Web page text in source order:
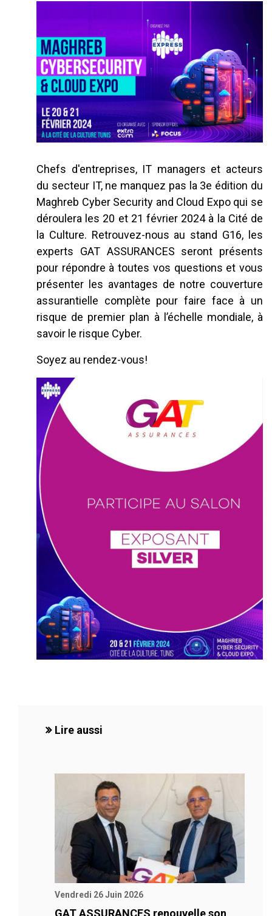
Chefs d'entreprises, IT managers et acteurs
du secteur IT, ne manquez pas la 3e édition du
Maghreb Cyber Security and Cloud Expo qui se
déroulera les 20 et 21 février 2024 à la Cité de
la Culture. Retrouvez-nous au stand G16, les
experts GAT ASSURANCES seront présents
pour répondre à toutes vos questions et vous
présenter les avantages de notre couverture
assurantielle complète pour faire face à un
risque de premier plan à l’échelle mondiale, à
savoir le risque Cyber.
Soyez au rendez-vous!
Lire aussi
Vendredi 26 Juin 2026
GAT ASSURANCES renouvelle son